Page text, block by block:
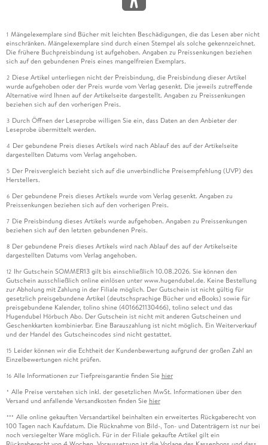
1 Mängelexemplare sind Bücher mit leichten Beschädigungen, die das Lesen aber nicht
einschränken. Mängelexemplare sind durch einen Stempel als solche gekennzeichnet.
Die frühere Buchpreisbindung ist aufgehoben. Angaben zu Preissenkungen beziehen
sich auf den gebundenen Preis eines mangelfreien Exemplars.
2 Diese Artikel unterliegen nicht der Preisbindung, die Preisbindung dieser Artikel
wurde aufgehoben oder der Preis wurde vom Verlag gesenkt. Die jeweils zutreffende
Alternative wird Ihnen auf der Artikelseite dargestellt. Angaben zu Preissenkungen
beziehen sich auf den vorherigen Preis.
3 Durch Öffnen der Leseprobe willigen Sie ein, dass Daten an den Anbieter der
Leseprobe übermittelt werden.
4 Der gebundene Preis dieses Artikels wird nach Ablauf des auf der Artikelseite
dargestellten Datums vom Verlag angehoben.
5 Der Preisvergleich bezieht sich auf die unverbindliche Preisempfehlung (UVP) des
Herstellers.
6 Der gebundene Preis dieses Artikels wurde vom Verlag gesenkt. Angaben zu
Preissenkungen beziehen sich auf den vorherigen Preis.
7 Die Preisbindung dieses Artikels wurde aufgehoben. Angaben zu Preissenkungen
beziehen sich auf den letzten gebundenen Preis.
8 Der gebundene Preis dieses Artikels wird nach Ablauf des auf der Artikelseite
dargestellten Datums vom Verlag angehoben.
12 Ihr Gutschein SOMMER13 gilt bis einschließlich 10.08.2026. Sie können den
Gutschein ausschließlich online einlösen unter www.hugendubel.de. Keine Bestellung
zur Abholung mit Zahlung in der Filiale möglich. Der Gutschein ist nicht gültig für
gesetzlich preisgebundene Artikel (deutschsprachige Bücher und eBooks) sowie für
preisgebundene Kalender, tolino shine (4016621130466), tolino select und das
Hugendubel Hörbuch Abo. Der Gutschein ist nicht mit anderen Gutscheinen und
Geschenkkarten kombinierbar. Eine Barauszahlung ist nicht möglich. Ein Weiterverkauf
und der Handel des Gutscheincodes sind nicht gestattet.
15 Leider können wir die Echtheit der Kundenbewertung aufgrund der großen Zahl an
Einzelbewertungen nicht prüfen.
16 Alle Informationen zur Tiefpreisgarantie finden Sie hier
* Alle Preise verstehen sich inkl. der gesetzlichen MwSt. Informationen über den
Versand und anfallende Versandkosten finden Sie hier
*** Alle online gekauften Versandartikel beinhalten ein erweitertes Rückgaberecht von
100 Tagen nach Kaufdatum. Die Rücknahme von Bild-, Ton- und Datenträgern ist nur bei
noch versiegelter Ware möglich. Für in der Filiale gekaufte Artikel gilt ein